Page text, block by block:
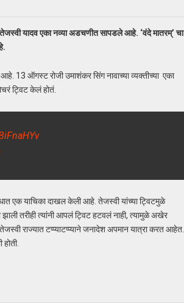
यादव एका नव्या अडचणीत सापडले आहे. ‘वंदे मातरम्’ चा
13 ऑगस्ट रोजी उमाशंकर सिंग नावाच्या व्यक्तीच्या एका
ट्विट केलं होतं.
एक याचिका दाखल केली आहे. तेजस्वी यांच्या ट्विटमुळे
तरीही त्यांनी आपलं ट्विट हटवलं नाही, त्यामुळे अखेर
राज्यात टप्प्याटप्प्याने जनादेश अपमान यात्रा करत आहेत.